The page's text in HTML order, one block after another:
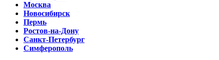
Москва
Новосибирск
Пермь
Ростов-на-Дону
Санкт-Петербург
Симферополь